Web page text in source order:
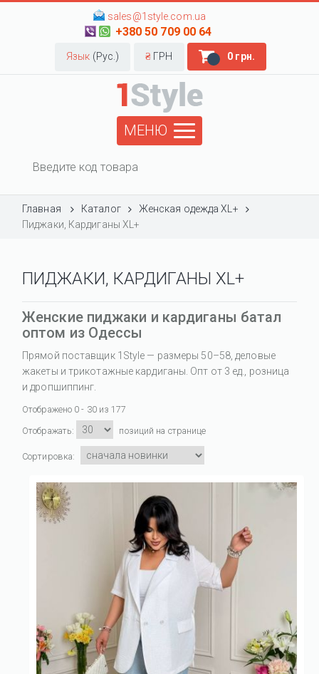
sales@1style.com.ua
+380 50 709 00 64
Язык (Рус.) ₴ ГРН 0 грн.
МЕНЮ
Главная Каталог
Женская одежда XL+
Пиджаки, Кардиганы XL+
ПИДЖАКИ, КАРДИГАНЫ XL+
Женские пиджаки и кардиганы батал
оптом из Одессы
Прямой поставщик 1Style — размеры 50–58, деловые
жакеты и трикотажные кардиганы. Опт от 3 ед., розница
и дропшиппинг.
Отображено 0 - 30 из 177
Отображать:
позиций на странице
Сортировка: